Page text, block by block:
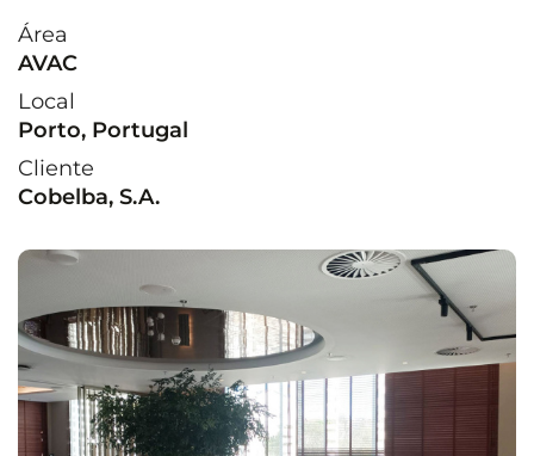
Área
AVAC
Local
Porto, Portugal
Cliente
Cobelba, S.A.